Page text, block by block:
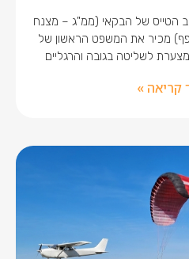
הטייס של הבקאי (ממ"ג – מצנח
מכיר את המשפט הראשון של
לשליטה בגובה והרגליים
קריאה »